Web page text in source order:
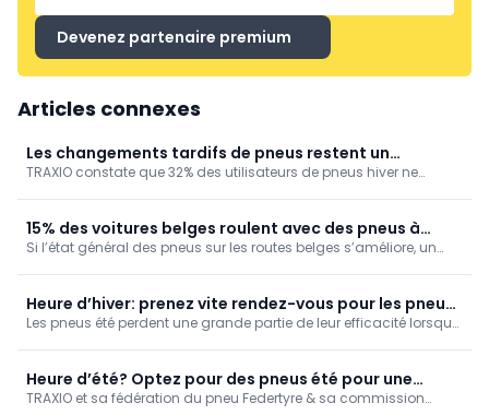
Devenez partenaire premium
Articles connexes
Les changements tardifs de pneus restent un
problème
TRAXIO constate que 32% des utilisateurs de pneus hiver ne
planification dans les ateliers.
15% des voitures belges roulent avec des pneus à
risque
Si l’état général des pneus sur les routes belges s’améliore, un
circule avec des pneus non homogènes sur un même essieu.
Heure d’hiver: prenez vite rendez-vous pour les pneus
hiver!
Les pneus été perdent une grande partie de leur efficacité lorsque
des pneus hiver leur permet de maintenir leur souplesse par
temps froid.
Heure d’été? Optez pour des pneus été pour une
conduite sûre!
TRAXIO et sa fédération du pneu Federtyre & sa commission